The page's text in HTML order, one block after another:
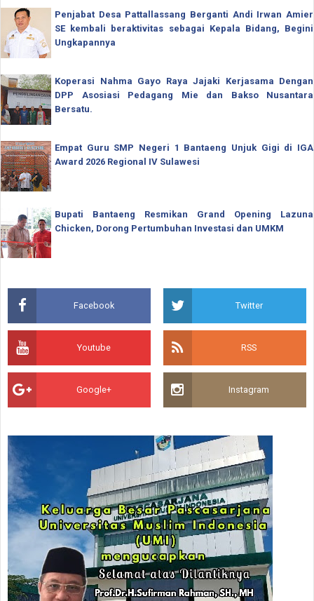
Penjabat Desa Pattallassang Berganti Andi Irwan Amier
SE kembali beraktivitas sebagai Kepala Bidang, Begini
Ungkapannya
Koperasi Nahma Gayo Raya Jajaki Kerjasama Dengan
DPP Asosiasi Pedagang Mie dan Bakso Nusantara
Bersatu.
Empat Guru SMP Negeri 1 Bantaeng Unjuk Gigi di IGA
Award 2026 Regional IV Sulawesi
Bupati Bantaeng Resmikan Grand Opening Lazuna
Chicken, Dorong Pertumbuhan Investasi dan UMKM
Facebook Twitter
Youtube RSS
Google+ Instagram